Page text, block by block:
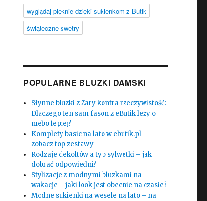
wyglądaj pięknie dzięki sukienkom z Butik
świąteczne swetry
POPULARNE BLUZKI DAMSKI
Słynne bluzki z Zary kontra rzeczywistość:
Dlaczego ten sam fason z eButik leży o
niebo lepiej?
Komplety basic na lato w ebutik.pl –
zobacz top zestawy
Rodzaje dekoltów a typ sylwetki – jak
dobrać odpowiedni?
Stylizacje z modnymi bluzkami na
wakacje – jaki look jest obecnie na czasie?
Modne sukienki na wesele na lato – na